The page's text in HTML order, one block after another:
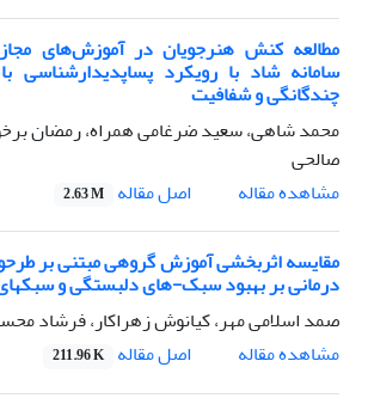
مطالعه کنش هنرجویان در آموزش‌های
سامانه شاد با رویکرد پساپدیدارشناسی
چندگانگی و شفافیت
محمد شاهی، سعید ضرغامی همراه، رمضان
صالحی
مشاهده مقاله
اصل مقاله 2.63 M
مقایسه اثربخشی آموزش گروهی مبتنی بر
درمانی بر بهبود سبک-های دلبستگی و
صمد اسلامی مهر، کیانوش زهراکار، فرشاد
مشاهده مقاله
اصل مقاله 211.96 K